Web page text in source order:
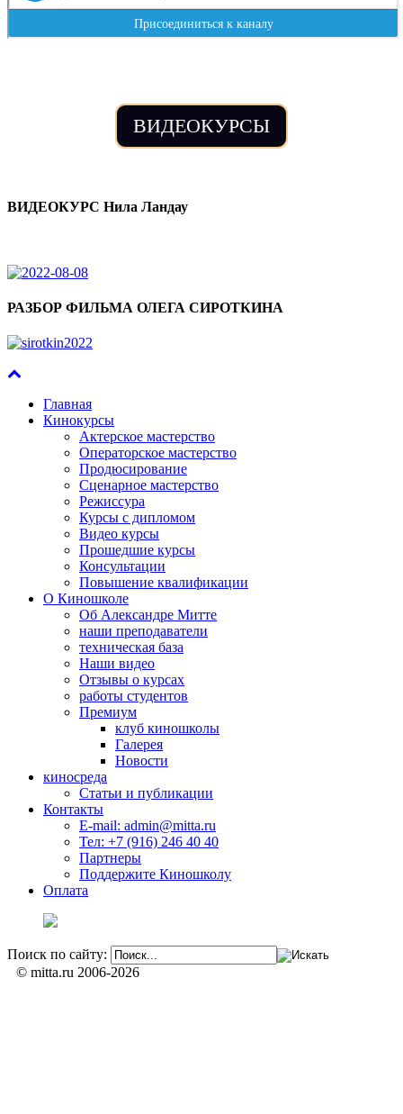
ВИДЕОКУРСЫ
ВИДЕОКУРС Нила Ландау
РАЗБОР ФИЛЬМА ОЛЕГА СИРОТКИНА
Главная
Кинокурсы
Актерское мастерство
Операторское мастерство
Продюсирование
Сценарное мастерство
Режиссура
Курсы с дипломом
Видео курсы
Прошедшие курсы
Консультации
Повышение квалификации
О Киношколе
Об Александре Митте
наши преподаватели
техническая база
Наши видео
Отзывы о курсах
работы студентов
Премиум
клуб киношколы
Галерея
Новости
киносреда
Статьи и публикации
Контакты
E-mail: admin@mitta.ru
Тел: +7 (916) 246 40 40
Партнеры
Поддержите Киношколу
Оплата
Поиск по сайту:
© mitta.ru 2006-2026